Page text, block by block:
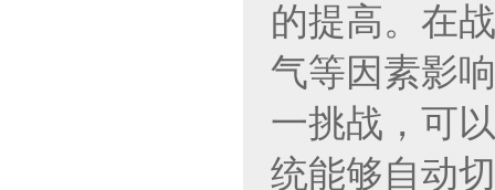
的提高。在
气等因素影
一挑战，可
统能够自动